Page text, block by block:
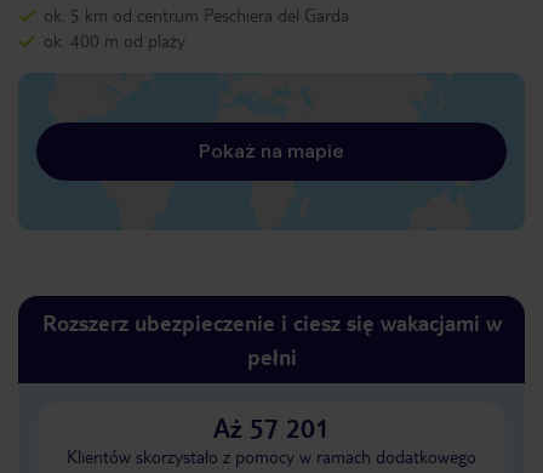
ok. 5 km od centrum Peschiera del Garda
ok. 400 m od plaży
Pokaż na mapie
Rozszerz ubezpieczenie i ciesz się wakacjami w
pełni
Aż 57 201
Klientów skorzystało z pomocy w ramach dodatkowego